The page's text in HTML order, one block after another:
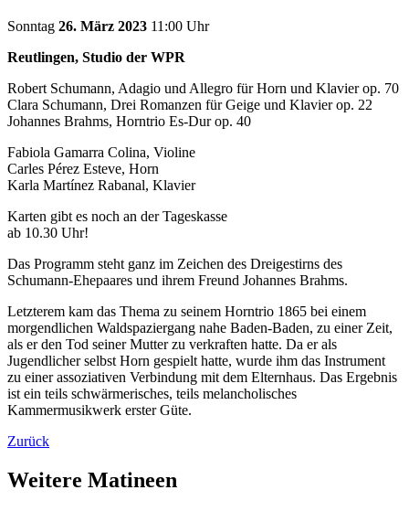
Sonntag 26. März 2023 11:00 Uhr
Reutlingen, Studio der WPR
Robert Schumann, Adagio und Allegro für Horn und Klavier op. 70
Clara Schumann, Drei Romanzen für Geige und Klavier op. 22
Johannes Brahms, Horntrio Es-Dur op. 40
Fabiola Gamarra Colina, Violine
Carles Pérez Esteve, Horn
Karla Martínez Rabanal, Klavier
Karten gibt es noch an der Tageskasse
ab 10.30 Uhr!
Das Programm steht ganz im Zeichen des Dreigestirns des
Schumann-Ehepaares und ihrem Freund Johannes Brahms.
Letzterem kam das Thema zu seinem Horntrio 1865 bei einem
morgendlichen Waldspaziergang nahe Baden-Baden, zu einer Zeit,
als er den Tod seiner Mutter zu verkraften hatte. Da er als
Jugendlicher selbst Horn gespielt hatte, wurde ihm das Instrument
zu einer assoziativen Verbindung mit dem Elternhaus. Das Ergebnis
ist ein teils schwärmerisches, teils melancholisches
Kammermusikwerk erster Güte.
Zurück
Weitere Matineen